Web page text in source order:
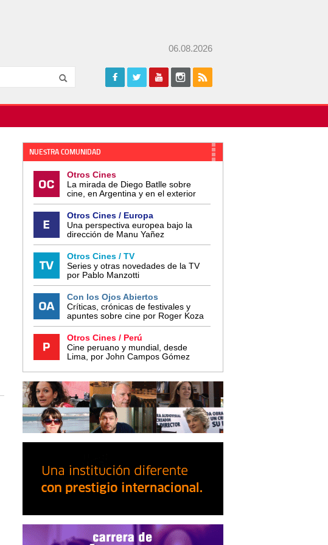
06.08.2026
NUESTRA COMUNIDAD
Otros Cines
La mirada de Diego Batlle sobre
cine, en Argentina y en el exterior
Otros Cines / Europa
Una perspectiva europea bajo la
dirección de Manu Yañez
Otros Cines / TV
Series y otras novedades de la TV
por Pablo Manzotti
Con los Ojos Abiertos
Críticas, crónicas de festivales y
apuntes sobre cine por Roger Koza
Otros Cines / Perú
Cine peruano y mundial, desde
Lima, por John Campos Gómez